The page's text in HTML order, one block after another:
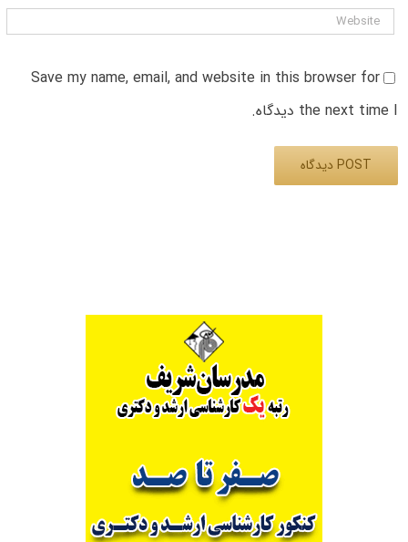
Save my name, email, and website in this browser for
the next time I دیدگاه.